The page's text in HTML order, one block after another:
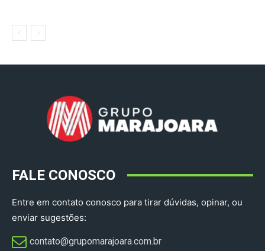
FALE CONOSCO
Entre em contato conosco para tirar dúvidas, opinar, ou
enviar sugestões:
contato@grupomarajoara.com.br